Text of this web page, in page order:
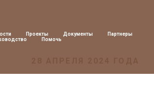
Проекты Документы
Партнеры
Помочь